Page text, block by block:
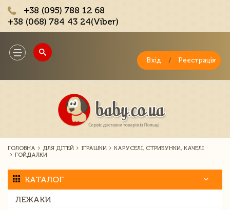
+38 (095) 788 12 68
+38 (068) 784 43 24(Viber)
Toggle
navigation
Вхід / Реєстрація
ГОЛОВНА ДЛЯ ДІТЕЙ ІГРАШКИ
КАРУСЕЛІ, СТРИБУНКИ, КАЧЕЛІ
ГОЙДАЛКИ
КАТАЛОГ
ЛЕЖАКИ